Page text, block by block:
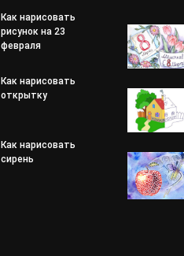
Как нарисовать
рисунок на 23
февраля
Как нарисовать
открытку
Как нарисовать
сирень